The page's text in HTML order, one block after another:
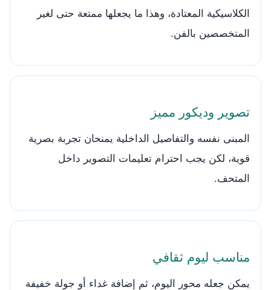
الكلاسيكية المعتادة، وهذا ما يجعلها ممتعة حتى لغير
المتخصصين بالفن.
تصوير وديكور مميز
المبنى نفسه والتفاصيل الداخلية يمنحان تجربة بصرية
قوية، لكن يجب احترام تعليمات التصوير داخل
المتحف.
مناسب ليوم ثقافي
يمكن جعله محور اليوم، ثم إضافة غداء أو جولة خفيفة